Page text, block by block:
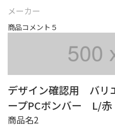
メーカー
デザイン確認用 バリ
ープPCボンバー L/
商品名2
商品コメント５